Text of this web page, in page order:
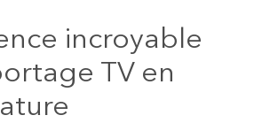
incroyable
TV en